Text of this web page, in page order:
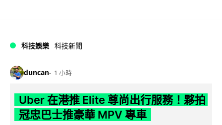
科技娛樂 科技新聞
duncan 1 小時
Uber 在港推 Elite 尊尚出行服務！夥拍
冠忠巴士推豪華 MPV 專車